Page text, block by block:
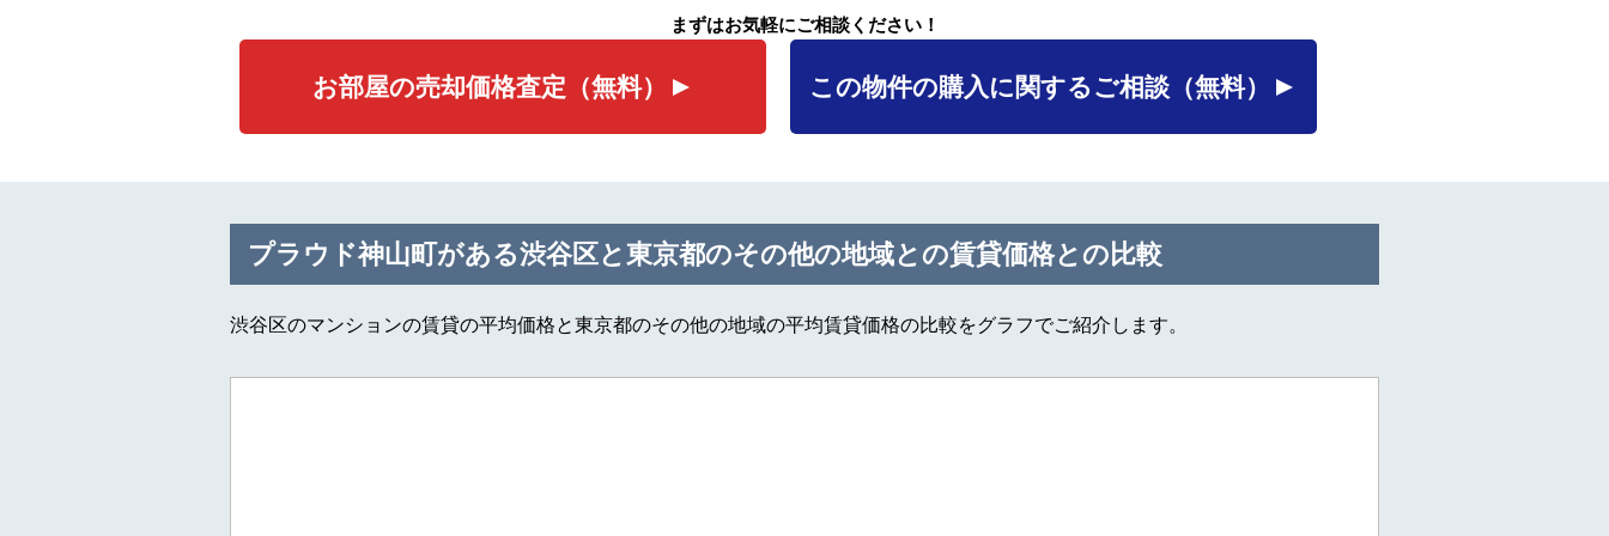
まずはお気軽にご相談ください！
お部屋の売却価格査定 （無料） この物件の購入に関するご相談 （無料）
プラウド神山町がある渋谷区と東京都のその他の地域との賃貸価格との比較
渋谷区のマンションの賃貸の平均価格と東京都のその他の地域の平均賃貸価格の比較をグラフでご紹介します。